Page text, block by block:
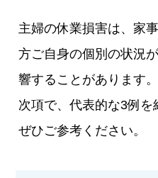
主婦の休業損害は、家
方ご自身の個別の状況
響することがあります。
次項で、代表的な3例を
ぜひご参考ください。